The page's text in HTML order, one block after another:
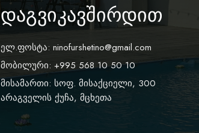
დაგვიკავშირდით
ელ.ფოსტა: ninofurshetino@gmail.com
მობილური: +995 568 10 50 10
მისამართი: სოფ. მისაქციელი, 300
არაგველის ქუჩა, მცხეთა